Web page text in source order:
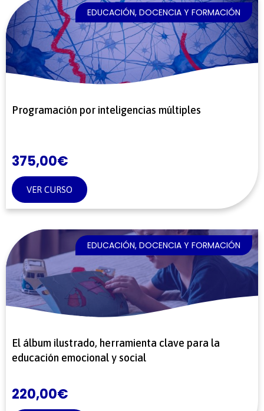
EDUCACIÓN, DOCENCIA Y FORMACIÓN
Programación por inteligencias múltiples
375,00€
VER CURSO
EDUCACIÓN, DOCENCIA Y FORMACIÓN
El álbum ilustrado, herramienta clave para la
educación emocional y social
220,00€